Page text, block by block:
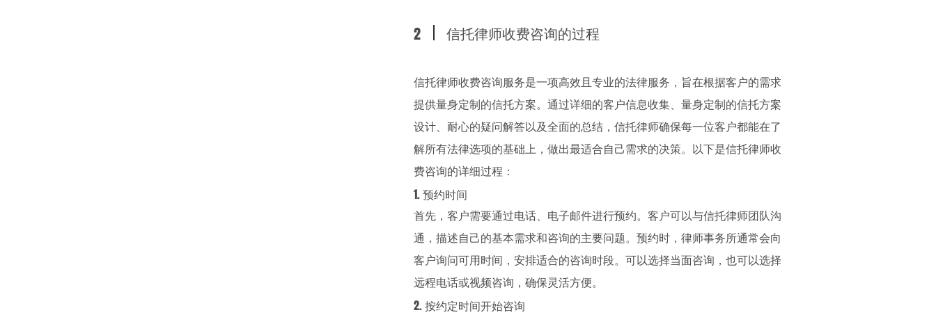
2 信托律师收费咨询的过程
信托律师收费咨询服务是一项高效且专业的法律服务，旨在根据客户的需求
提供量身定制的信托方案。通过详细的客户信息收集、量身定制的信托方案
设计、耐心的疑问解答以及全面的总结，信托律师确保每一位客户都能在了
解所有法律选项的基础上，做出最适合自己需求的决策。以下是信托律师收
费咨询的详细过程：
1. 预约时间
首先，客户需要通过电话、电子邮件进行预约。客户可以与信托律师团队沟
通，描述自己的基本需求和咨询的主要问题。预约时，律师事务所通常会向
客户询问可用时间，安排适合的咨询时段。可以选择当面咨询，也可以选择
远程电话或视频咨询，确保灵活方便。
2. 按约定时间开始咨询